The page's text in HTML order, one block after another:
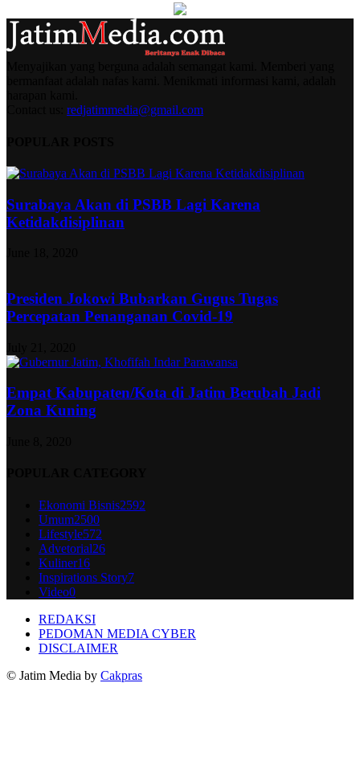
redjatimmedia@gmail.com
Surabaya Akan di PSBB Lagi Karena
Ketidakdisiplinan
Presiden Jokowi Bubarkan Gugus Tugas
Percepatan Penanganan Covid-19
Empat Kabupaten/Kota di Jatim Berubah Jadi
Zona Kuning
Ekonomi Bisnis2592
Umum2500
Lifestyle572
Advetorial26
Kuliner16
Inspirations Story7
Video0
REDAKSI
PEDOMAN MEDIA CYBER
DISCLAIMER
© Jatim Media by Cakpras